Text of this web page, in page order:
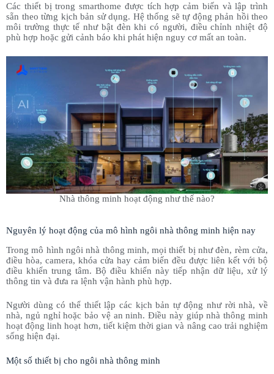
Các thiết bị trong smarthome được tích hợp cảm biến và lập trình
sẵn theo từng kịch bản sử dụng. Hệ thống sẽ tự động phản hồi theo
môi trường thực tế như bật đèn khi có người, điều chỉnh nhiệt độ
phù hợp hoặc gửi cảnh báo khi phát hiện nguy cơ mất an toàn.
Nhà thông minh hoạt động như thế nào?
Nguyên lý hoạt động của mô hình ngôi nhà thông minh hiện nay
Trong mô hình ngôi nhà thông minh, mọi thiết bị như đèn, rèm cửa,
điều hòa, camera, khóa cửa hay cảm biến đều được liên kết với bộ
điều khiển trung tâm. Bộ điều khiển này tiếp nhận dữ liệu, xử lý
thông tin và đưa ra lệnh vận hành phù hợp.
Người dùng có thể thiết lập các kịch bản tự động như rời nhà, về
nhà, ngủ nghỉ hoặc bảo vệ an ninh. Điều này giúp nhà thông minh
hoạt động linh hoạt hơn, tiết kiệm thời gian và nâng cao trải nghiệm
sống hiện đại.
Một số thiết bị cho ngôi nhà thông minh